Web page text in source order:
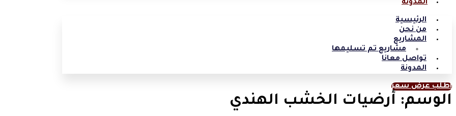
المدونة
الرئيسية
من نحن
المشاريع
مشاريع تم تسليمها
تواصل معانا
المدونة
اطلب عرض سعر
الوسم: أرضيات الخشب الهندي